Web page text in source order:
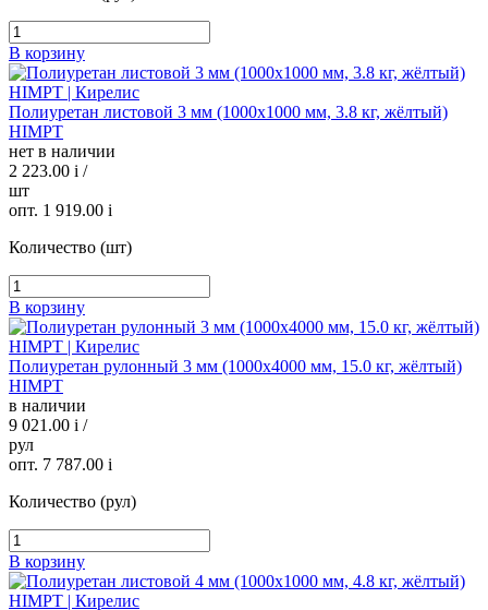
В корзину
Полиуретан листовой 3 мм (1000х1000 мм, 3.8 кг, жёлтый)
HIMPT
нет в наличии
2 223.00 i /
шт
опт. 1 919.00 i
Количество (шт)
В корзину
Полиуретан рулонный 3 мм (1000х4000 мм, 15.0 кг, жёлтый)
HIMPT
в наличии
9 021.00 i /
рул
опт. 7 787.00 i
Количество (рул)
В корзину